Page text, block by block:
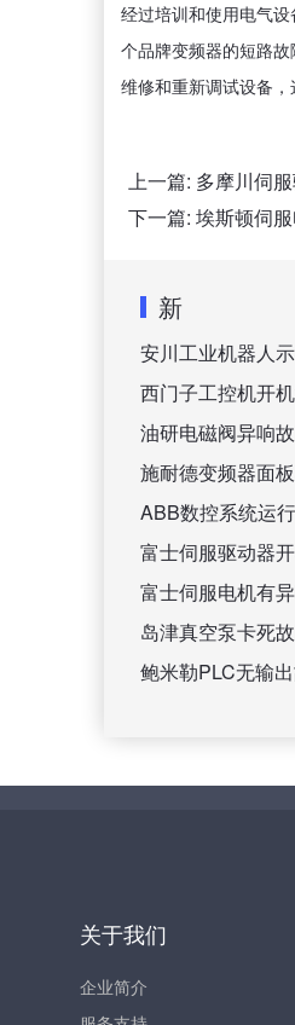
经过培训和使用电气
个品牌变频器的短路
维修和重新调试设备，
上一篇: 多摩川伺
下一篇: 埃斯顿伺
新
安川工业机器人
西门子工控机开
油研电磁阀异响
施耐德变频器面
ABB数控系统运
富士伺服驱动器
富士伺服电机有
岛津真空泵卡死
鲍米勒PLC无输
关于我们
企业简介